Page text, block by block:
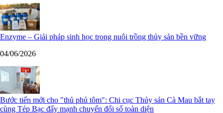
Enzyme – Giải pháp sinh học trong nuôi trồng thủy sản bền vững
04/06/2026
Bước tiến mới cho "thủ phủ tôm": Chi cục Thủy sản Cà Mau bắt tay
cùng Tép Bạc đẩy mạnh chuyển đổi số toàn diện